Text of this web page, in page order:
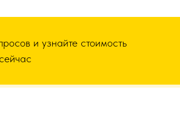
и узнайте стоимость